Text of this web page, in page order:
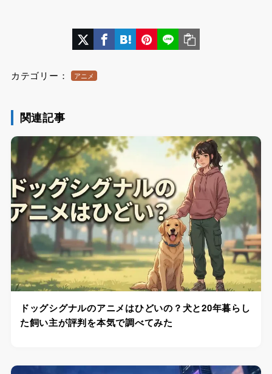
カテゴリー： アニメ
関連記事
ドッグシグナルのアニメはひどいの？犬と20年暮らし
た飼い主が評判を本気で調べてみた